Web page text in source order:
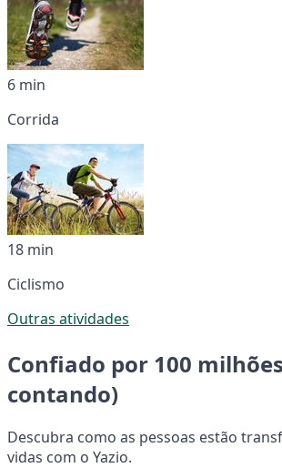
6 min
Corrida
18 min
Ciclismo
Outras atividades
Confiado por 100
contando)
Descubra como as pessoas estão
vidas com o Yazio.